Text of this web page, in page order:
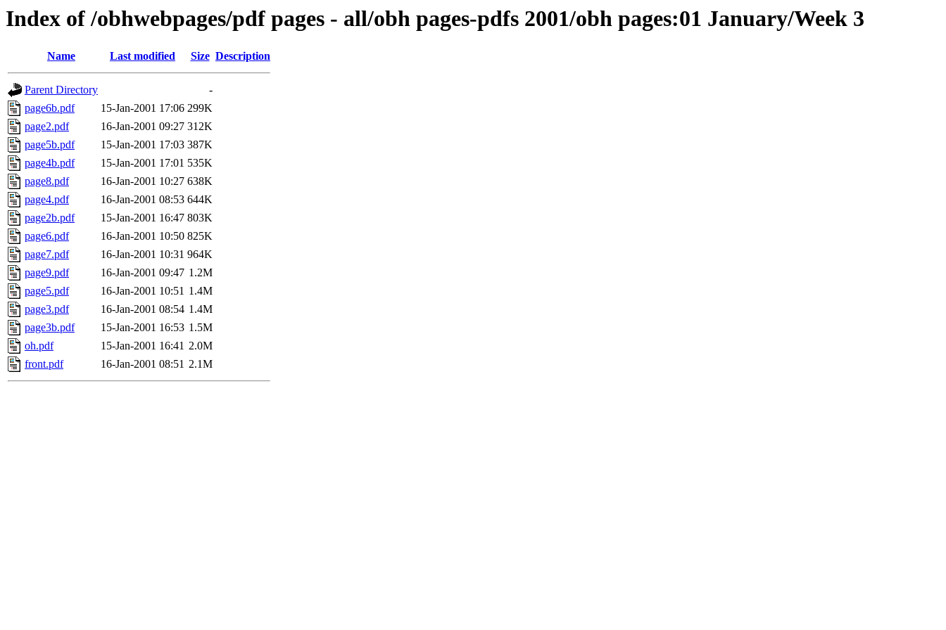
Index of /obhwebpages/pdf pages - all/obh pages-pdfs 2001/obh pages:01 January/Week 3
Name Last modified Size Description
Parent Directory
-
page6b.pdf
15-Jan-2001 17:06 299K
page2.pdf
16-Jan-2001 09:27 312K
page5b.pdf
15-Jan-2001 17:03 387K
page4b.pdf
15-Jan-2001 17:01 535K
page8.pdf
16-Jan-2001 10:27 638K
page4.pdf
16-Jan-2001 08:53 644K
page2b.pdf
15-Jan-2001 16:47 803K
page6.pdf
16-Jan-2001 10:50 825K
page7.pdf
16-Jan-2001 10:31 964K
page9.pdf
16-Jan-2001 09:47 1.2M
page5.pdf
16-Jan-2001 10:51 1.4M
page3.pdf
16-Jan-2001 08:54 1.4M
page3b.pdf
15-Jan-2001 16:53 1.5M
oh.pdf
15-Jan-2001 16:41 2.0M
front.pdf
16-Jan-2001 08:51 2.1M